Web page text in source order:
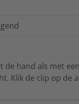
hand als met
Klik de clip op de